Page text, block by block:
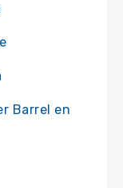
Barrel en